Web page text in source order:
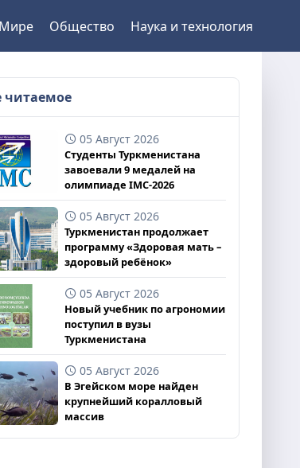
Общество Наука и технология
читаемое
05 Август 2026
Студенты Туркменистана
завоевали 9 медалей на
олимпиаде IMC-2026
05 Август 2026
Туркменистан продолжает
программу «Здоровая мать –
здоровый ребёнок»
05 Август 2026
Новый учебник по агрономии
поступил в вузы
Туркменистана
05 Август 2026
В Эгейском море найден
крупнейший коралловый
массив